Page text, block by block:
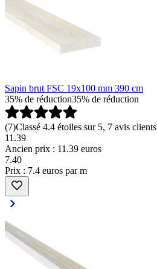
Sapin brut FSC 19x100 mm 390 cm
35% de réduction35% de réduction
(7)Classé 4.4 étoiles sur 5, 7 avis clients
11.39
Ancien prix : 11.39 euros
7.40
Prix : 7.4 euros par m